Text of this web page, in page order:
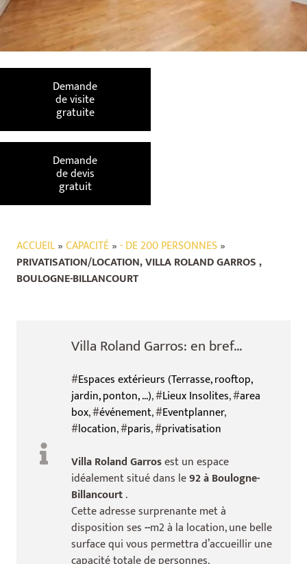
Demande
de visite
gratuite
Demande
de devis
gratuit
ACCUEIL»CAPACITÉ»- DE 200 PERSONNES»
PRIVATISATION/LOCATION, VILLA ROLAND GARROS ,
BOULOGNE-BILLANCOURT
Villa Roland Garros: en bref...
#Espaces extérieurs (Terrasse, rooftop,
jardin, ponton, ...), #Lieux Insolites, #area
box, #événement, #Eventplanner,
#location, #paris, #privatisation
Villa Roland Garrosest un espace
idéalement situé dans le92 à Boulogne-
Billancourt.
Cette adresse surprenante met à
disposition ses--m2 à la location, une belle
surface qui vous permettra d’accueillir une